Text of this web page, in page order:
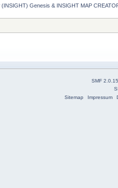
Genesis & INSIGHT MAP
SMF 2.0.15
Sitemap
Impressum